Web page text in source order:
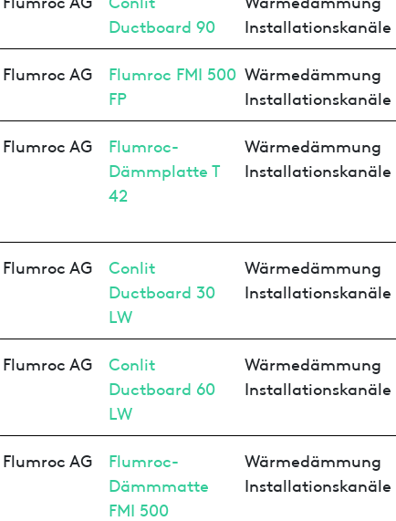
Ductboard 90
Installationskanäle
Flumroc AG
Flumroc FMI 500
FP
Wärmedämmung
Installationskanäle
Flumroc AG
Flumroc-
Dämmplatte T
42
Wärmedämmung
Installationskanäle
Flumroc AG
Conlit
Ductboard 30
LW
Wärmedämmung
Installationskanäle
Flumroc AG
Conlit
Ductboard 60
LW
Wärmedämmung
Installationskanäle
Flumroc AG
Flumroc-
Dämmmatte
FMI 500
Wärmedämmung
Installationskanäle